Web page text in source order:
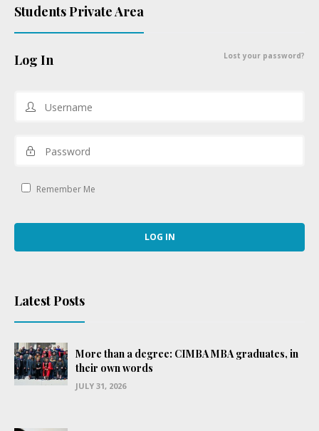
Students Private Area
Log In
Remember Me
Lost your password?
Latest Posts
More than a degree: CIMBA MBA graduates, in
their own words
JULY 31, 2026